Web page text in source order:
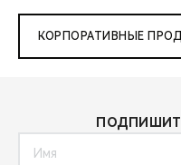
КОРПОРАТИВНЫЕ